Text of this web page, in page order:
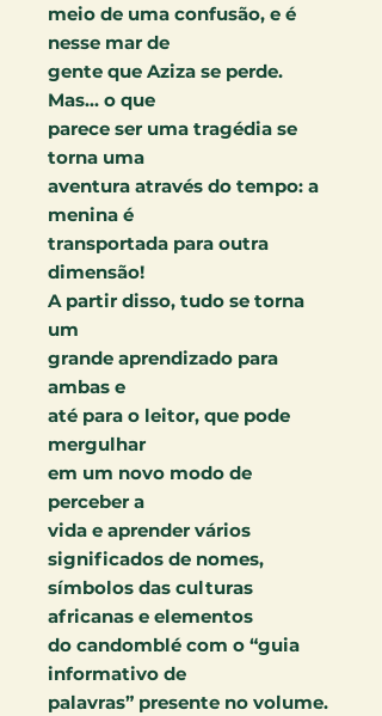
meio de uma confusão, e é
nesse mar de
gente que Aziza se perde.
Mas... o que
parece ser uma tragédia se
torna uma
aventura através do tempo: a
menina é
transportada para outra
dimensão!
A partir disso, tudo se torna
um
grande aprendizado para
ambas e
até para o leitor, que pode
mergulhar
em um novo modo de
perceber a
vida e aprender vários
significados de nomes,
símbolos das culturas
africanas e elementos
do candomblé com o “guia
informativo de
palavras” presente no volume.